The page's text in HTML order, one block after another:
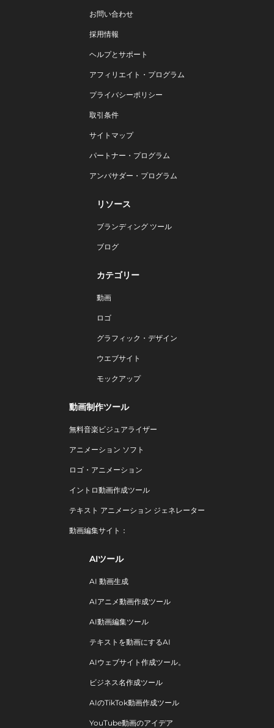
お問い合わせ
採用情報
ヘルプとサポート
アフィリエイト・プログラム
プライバシーポリシー
取引条件
サイトマップ
パートナー・プログラム
アンバサダー・プログラム
リソース
ブランディング ツール
ブログ
カテゴリー
動画
ロゴ
グラフィック・デザイン
ウエブサイト
モックアップ
動画制作ツール
無料音楽ビジュアライザー
アニメーション ソフト
ロゴ・アニメーション
イントロ動画作成ツール
テキスト アニメーション ジェネレーター
動画編集サイト：
AIツール
AI 動画生成
AIアニメ動画作成ツール
AI動画編集ツール
テキストを動画にするAI
AIウェブサイト作成ツール。
ビジネス名作成ツール
AIのTikTok動画作成ツール
YouTube動画のアイデア